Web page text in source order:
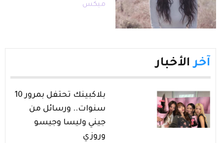
ميكس
آخر الأخبار
بلاكبينك تحتفل بمرور 10
سنوات.. ورسائل من
جيني وليسا وجيسو
وروزي